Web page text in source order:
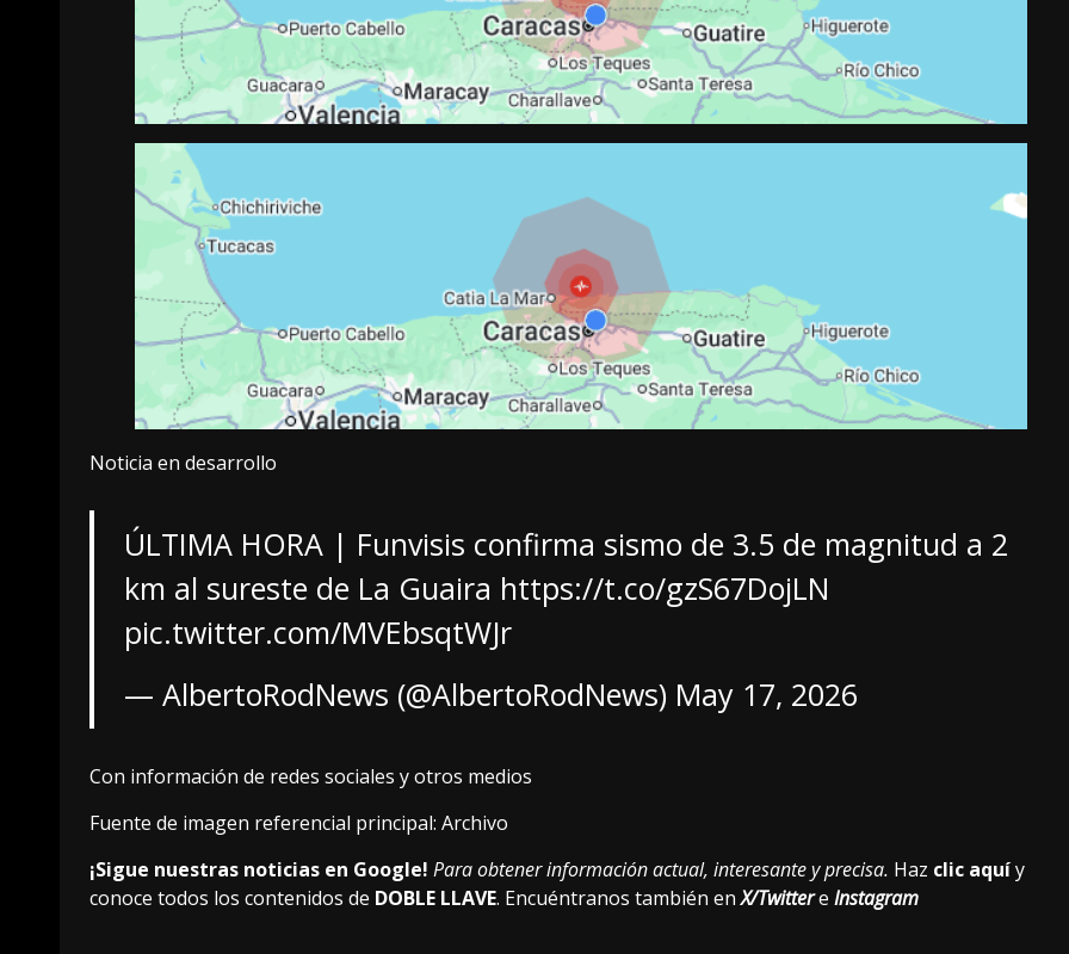
Noticia en desarrollo
ÚLTIMA HORA | Funvisis confirma sismo de 3.5 de magnitud a 2
km al sureste de La Guaira https://t.co/gzS67DojLN
pic.twitter.com/MVEbsqtWJr
— AlbertoRodNews (@AlbertoRodNews) May 17, 2026
Con información de redes sociales y otros medios
Fuente de imagen referencial principal: Archivo
¡Sigue nuestras noticias en Google! Para obtener información actual, interesante y precisa. Haz clic aquíy
conoce todos los contenidos de DOBLE LLAVE. Encuéntranos también enX/Twittere Instagram